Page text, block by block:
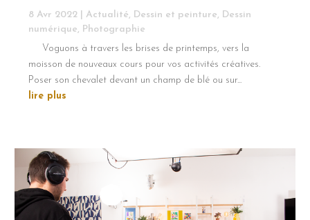
8 Avr 2022 Actualité, Dessin et peinture, Dessin
numérique, Photographie
Voguons à travers les brises de printemps, vers la
moisson de nouveaux cours pour vos activités créatives.
Poser son chevalet devant un champ de blé ou sur...
lire plus